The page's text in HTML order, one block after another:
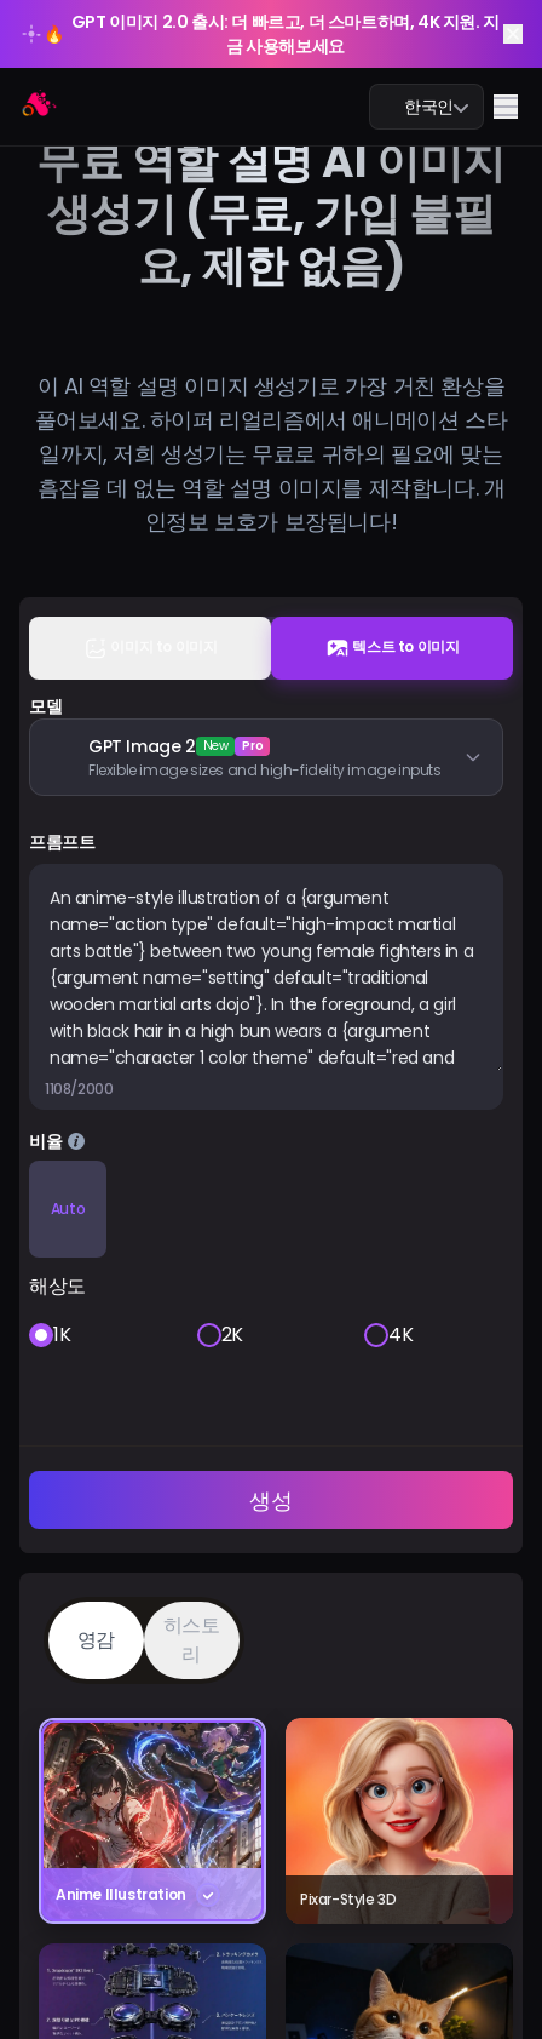
🔥 GPT 이미지 2.0 출시: 더 빠르고, 더 스마트하며, 4K 지원. 지
금 사용해보세요
한국인
AI 이미지
AI 비디오
AI 도구
🔥
GPT 이미지 2.0 출시: 더 빠르고, 더 스마트하며, 4K 지원. 지
무료 역할 설명 AI 이미지
생성기 (무료, 가입 불필
요, 제한 없음)
이 AI 역할 설명 이미지 생성기로 가장 거친 환상을
풀어보세요. 하이퍼 리얼리즘에서 애니메이션 스타
일까지, 저희 생성기는 무료로 귀하의 필요에 맞는
흠잡을 데 없는 역할 설명 이미지를 제작합니다. 개
인정보 보호가 보장됩니다!
텍스트 to 이미지
모델
GPT Image 2 New Pro
Flexible image sizes and high-fidelity image inputs
프롬프트
1108/2000
비율
Auto
해상도
1K
2K 4K
생성
영감
히스토
리
Anime Illustration Pixar-Style 3D